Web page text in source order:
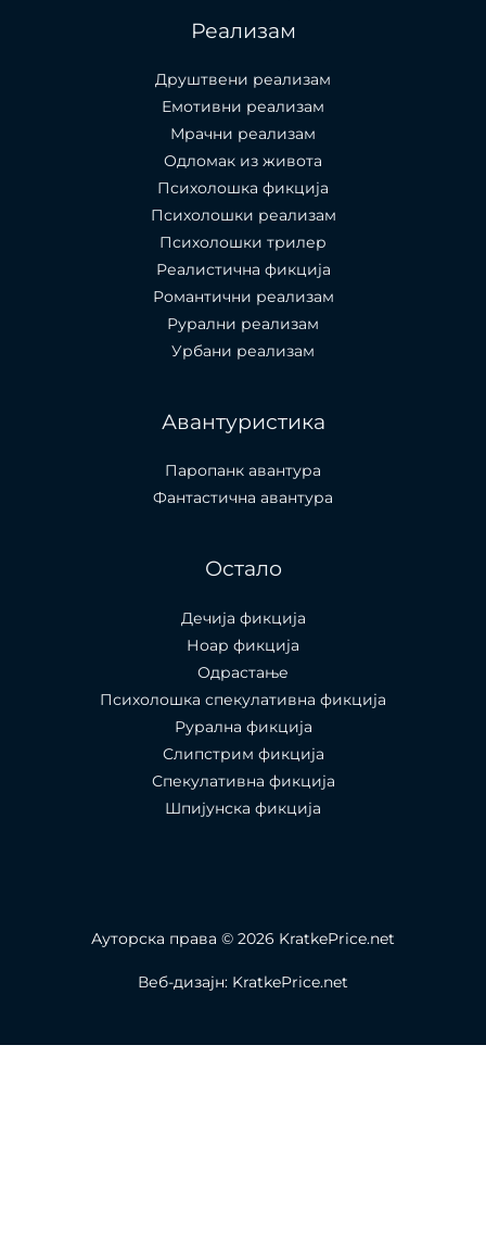
Реализам
Друштвени реализам
Емотивни реализам
Мрачни реализам
Одломак из живота
Психолошкa фикција
Психолошки реализам
Психолошки трилер
Реалистична фикција
Романтични реализам
Рурални реализам
Урбани реализам
Авантуристика
Паропанк авантура
Фантастична авантура
Остало
Дечија фикција
Ноар фикција
Одрастање
Психолошка спекулативна фикција
Рурална фикција
Слипстрим фикција
Спекулативна фикција
Шпијунска фикција
Ауторска права © 2026 KratkePrice.net
Веб-дизајн: KratkePrice.net